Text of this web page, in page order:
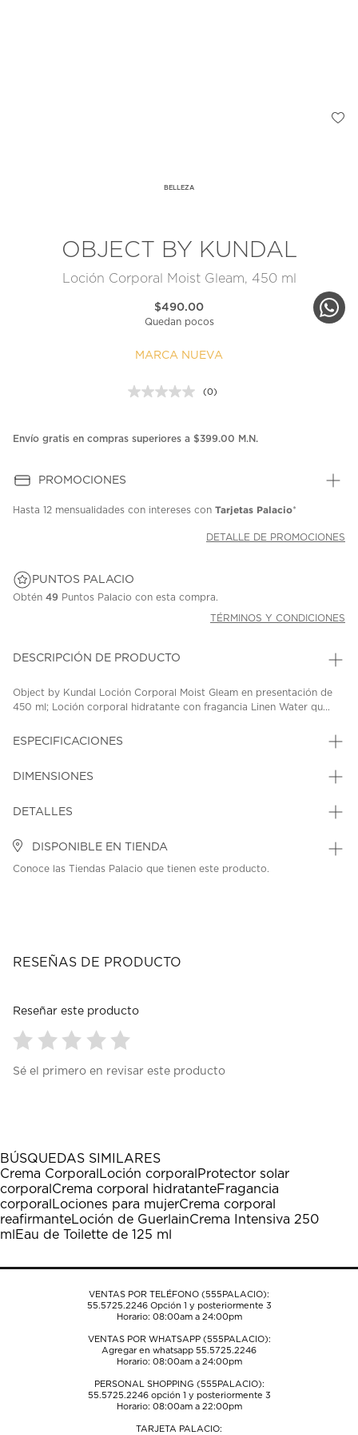
BELLEZA
OBJECT BY KUNDAL
Loción Corporal Moist Gleam, 450 ml
$490.00
Quedan pocos
MARCA NUEVA
Sin
en
(0)
Envío gratis en compras superiores a $399.00 M.N.
PROMOCIONES
Hasta 12 mensualidades con intereses con Tarjetas Palacio*
DETALLE DE PROMOCIONES
PUNTOS PALACIO
Obtén 49 Puntos Palacio con esta compra.
TÉRMINOS Y CONDICIONES
DESCRIPCIÓN DE PRODUCTO
Object by Kundal Loción Corporal Moist Gleam en presentación de
450 ml; Loción corporal hidratante con fragancia Linen Water qu...
ESPECIFICACIONES
DIMENSIONES
DETALLES
DISPONIBLE EN TIENDA
Conoce las Tiendas Palacio que tienen este producto.
RESEÑAS DE PRODUCTO
Reseñar este producto
para
1
estrella
Esta
acción
abrirá
el
formulario
envío.
para
estrellas.
Esta
acción
abrirá
el
formulario
envío.
para
estrellas.
Esta
acción
abrirá
el
formulario
envío.
para
estrellas.
Esta
acción
abrirá
el
formulario
envío.
para
estrellas.
Esta
acción
abrirá
el
formulario
envío.
Sé el primero en revisar este producto
BÚSQUEDAS SIMILARES
Crema Corporal Loción corporal Protector solar
corporal Crema corporal hidratanteFragancia
corporal Lociones para mujerCrema corporal
reafirmanteLoción de GuerlainCrema Intensiva 250
ml Eau de Toilette de 125 ml
VENTAS POR TELÉFONO (555PALACIO):
55.5725.2246Opción 1 y posteriormente 3
Horario: 08:00am a 24:00pm
VENTAS POR WHATSAPP (555PALACIO):
Agregar en whatsapp 55.5725.2246
Horario: 08:00am a 24:00pm
PERSONAL SHOPPING (555PALACIO):
55.5725.2246opción 1 y posteriormente 3
Horario: 08:00am a 22:00pm
TARJETA PALACIO: